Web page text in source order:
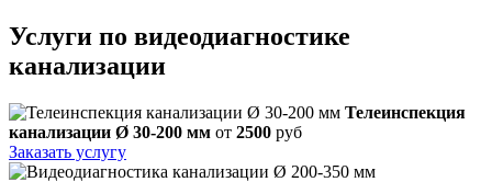
Услуги по видеодиагностике
канализации
Телеинспекция
канализации Ø 30-200 мм от 2500 руб
Заказать услугу